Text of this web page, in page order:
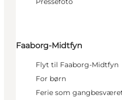
Faaborg-Midtfyn
Flyt til Faaborg-Midtfyn
For børn
Ferie som